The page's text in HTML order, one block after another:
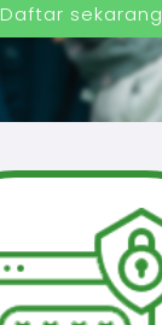
Daftar sekarang